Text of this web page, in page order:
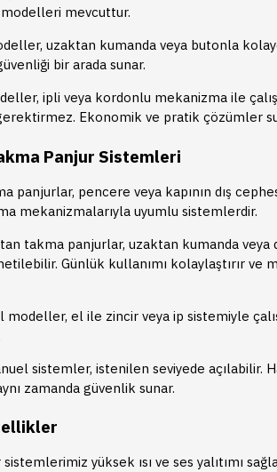
mevcuttur.
uzaktan kumanda veya butonla
bir arada sunar.
ipli veya kordonlu mekanizma ile
Ekonomik ve pratik çözümler
Panjur Sistemleri
panjurlar, pencere veya kapının dış
mekanizmalarıyla uyumlu sistemlerdir.
takma panjurlar, uzaktan kumanda veya
Günlük kullanımı kolaylaştırır ve
modeller, el ile zincir veya ip sistemiyle
sistemler, istenilen seviyede açılabilir.
zamanda güvenlik sunar.
yüksek ısı ve ses yalıtımı